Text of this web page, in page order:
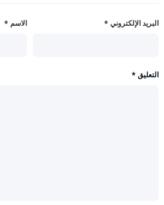
الاسم * البريد الإلكتروني *
التعليق *